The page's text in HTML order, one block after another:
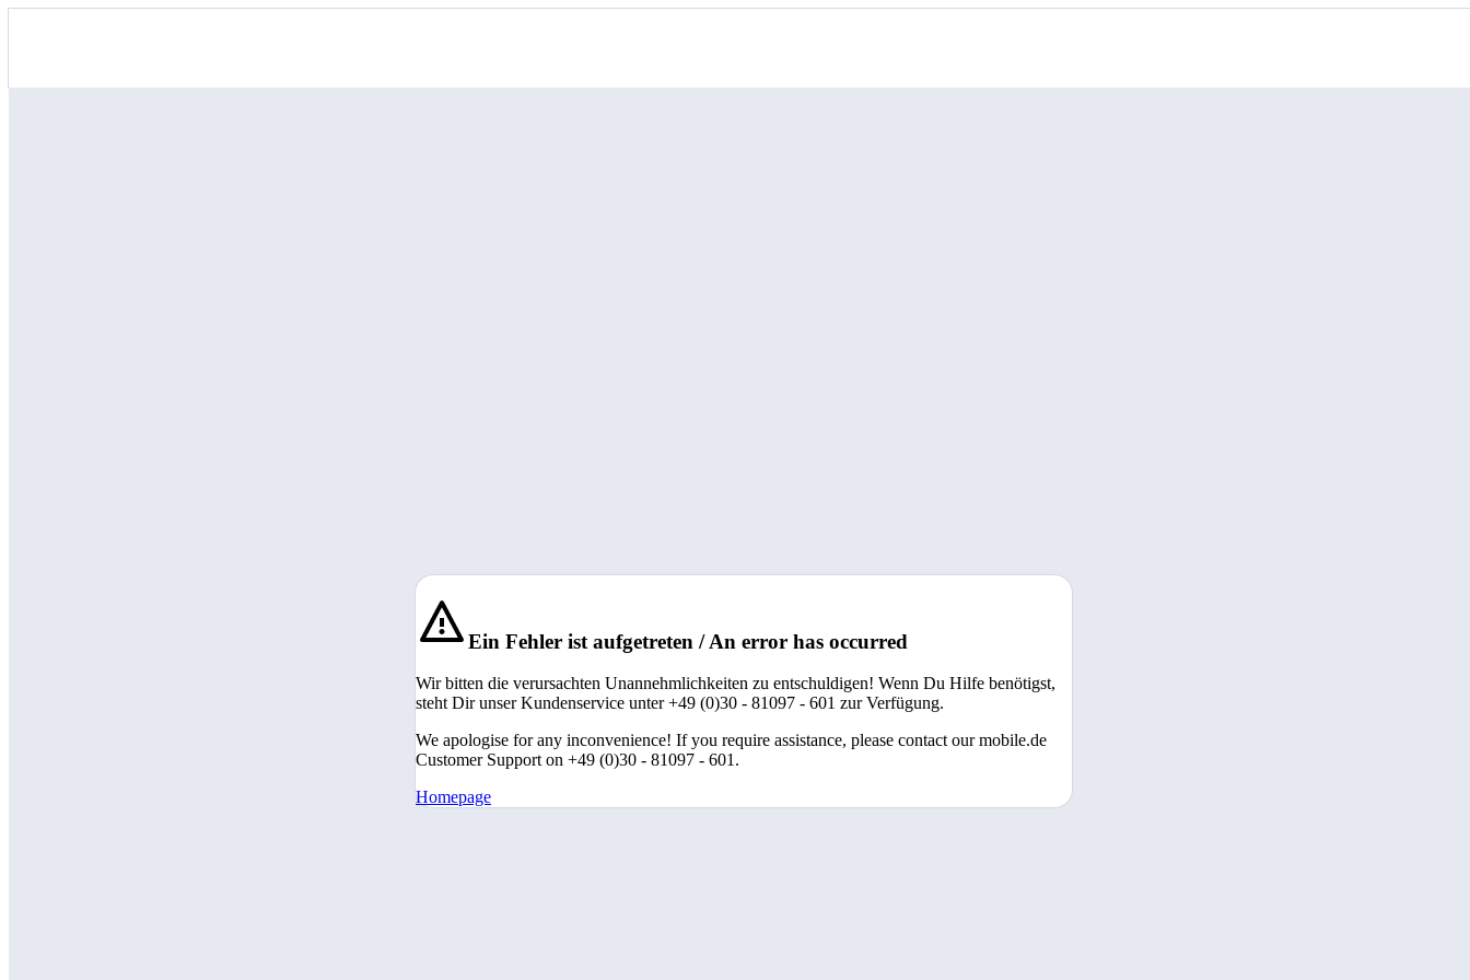
Ein Fehler ist aufgetreten / An error has occurred
Wir bitten die verursachten Unannehmlichkeiten zu entschuldigen! Wenn Du Hilfe benötigst,
steht Dir unser Kundenservice unter +49 (0)30 - 81097 - 601 zur Verfügung.
We apologise for any inconvenience! If you require assistance, please contact our mobile.de
Customer Support on +49 (0)30 - 81097 - 601.
Homepage